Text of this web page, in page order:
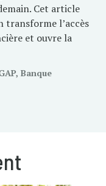
Cet article
l’accès
et ouvre la
Banque